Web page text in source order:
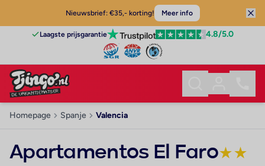
Nieuwsbrief: €35,- korting! Meer info
Laagste prijsgarantie 4.8/5.0
Homepage Spanje Valencia
Apartamentos El Faro★★